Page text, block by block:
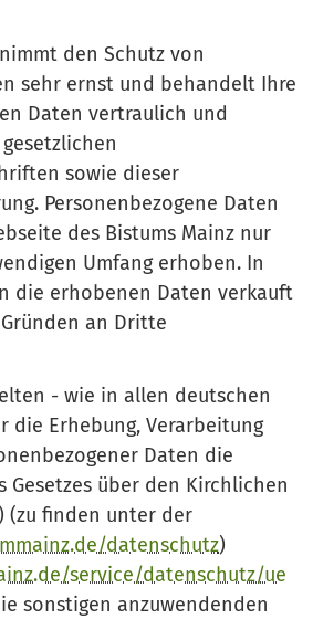
den Schutz von
sehr ernst und behandelt Ihre
Daten vertraulich und
sowie dieser
Personenbezogene Daten
des Bistums Mainz nur
Umfang erhoben. In
die erhobenen Daten verkauft
an Dritte
- wie in allen deutschen
die Erhebung, Verarbeitung
Daten die
Gesetzes über den Kirchlichen
(zu finden unter der
datenschutz)
service/datenschutz/ue
sonstigen anzuwendenden